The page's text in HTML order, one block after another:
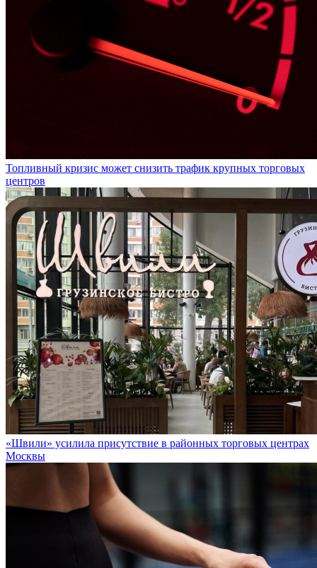
Топливный кризис может снизить трафик крупных торговых
центров
«Швили» усилила присутствие в районных торговых центрах
Москвы